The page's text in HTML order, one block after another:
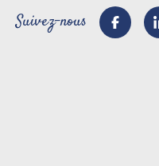
Suivez-nous